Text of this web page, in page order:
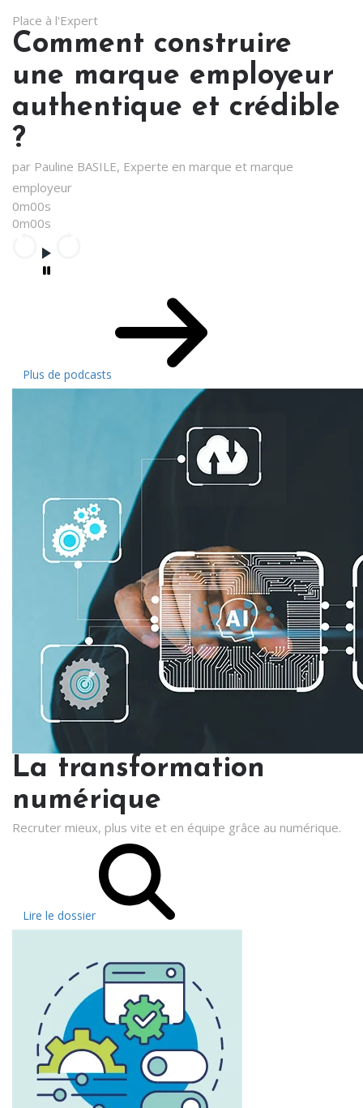
Place à l'Expert
Comment construire
une marque employeur
authentique et crédible
?
par Pauline BASILE, Experte en marque et marque
employeur
0m00s
0m00s
Plus de podcasts
La transformation
numérique
Recruter mieux, plus vite et en équipe grâce au numérique.
Lire le dossier